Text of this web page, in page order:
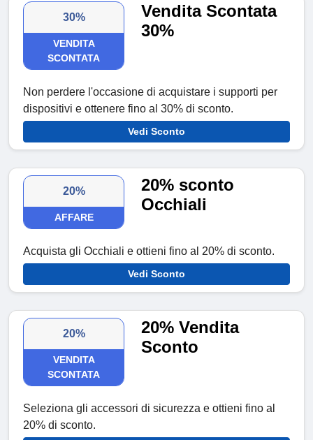
30%
VENDITA
SCONTATA
Vendita Scontata
30%
Non perdere l'occasione di acquistare i supporti per
dispositivi e ottenere fino al 30% di sconto.
Vedi Sconto
20%
AFFARE
20% sconto
Occhiali
Acquista gli Occhiali e ottieni fino al 20% di sconto.
Vedi Sconto
20%
VENDITA
SCONTATA
20% Vendita
Sconto
Seleziona gli accessori di sicurezza e ottieni fino al
20% di sconto.